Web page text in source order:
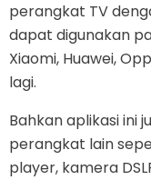
perangkat TV
dapat digunakan
Xiaomi, Huawei,
lagi.
Bahkan aplikasi ini
perangkat lain
player, kamera